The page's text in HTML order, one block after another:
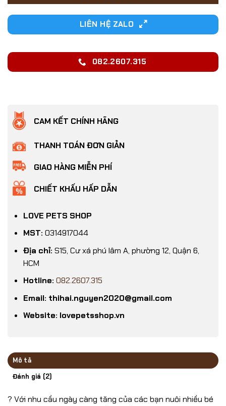
LIÊN HỆ ZALO
082.2607.315
CAM KẾT CHÍNH HÃNG
THANH TOÁN ĐƠN GIẢN
GIAO HÀNG MIỄN PHÍ
CHIẾT KHẤU HẤP DẪN
LOVE PETS SHOP
MST: 0314917044
Địa chỉ: S15, Cư xá phú lâm A, phường 12, Quận 6,
HCM
Hotline: 082.2607.315
Email: thihai.nguyen2020@gmail.com
Website: lovepetsshop.vn
Mô tả
Đánh giá (2)
? Với nhu cầu ngày càng tăng của các bạn nuôi nhiều bé